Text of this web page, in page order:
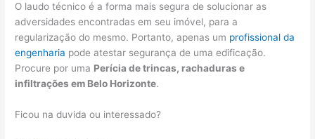
O laudo técnico é a forma mais segura de solucionar as
adversidades encontradas em seu imóvel, para a
regularização do mesmo. Portanto, apenas um profissional da
engenharia pode atestar segurança de uma edificação.
Procure por uma Perícia de trincas, rachaduras e
infiltrações em Belo Horizonte.
Ficou na duvida ou interessado?